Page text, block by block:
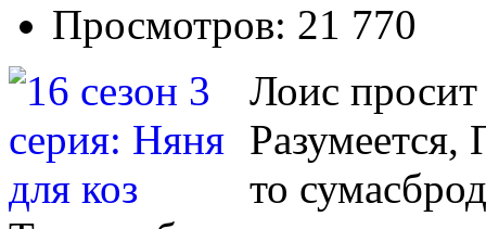
Просмотров: 21 770
Лоис просит
то